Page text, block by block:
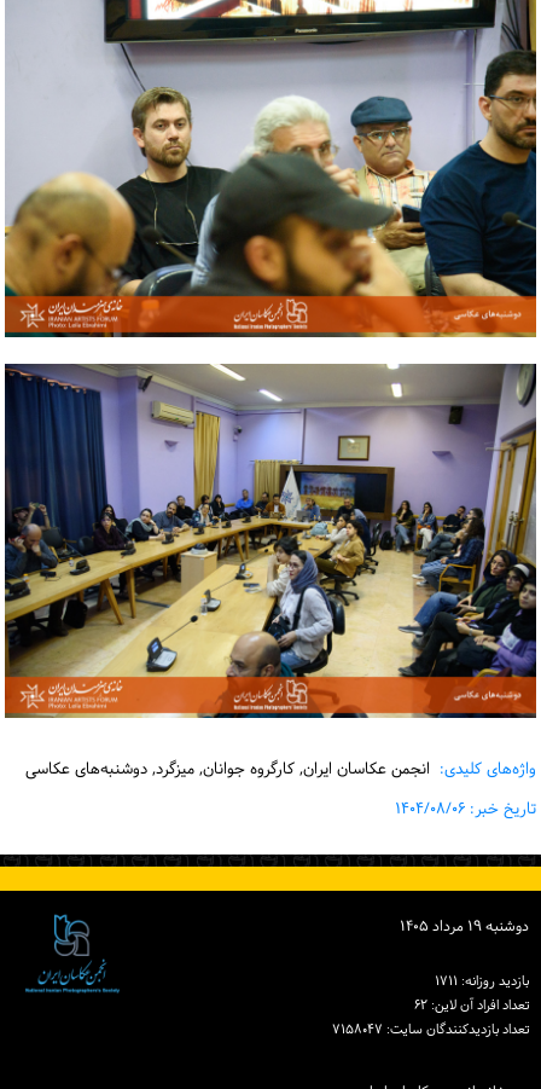
واژه‌های کلیدی: انجمن عکاسان ایران, کارگروه جوانان, میزگرد, دوشنبه‌های عکاسی
تاریخ خبر: ۱۴۰۴/۰۸/۰۶
دوشنبه ۱۹ مرداد ۱۴۰۵
بازدید روزانه: ۱۷۱۱
تعداد افراد آن لاین: ۶۲
تعداد بازدیدكنندگان سایت: ۷۱۵۸۰۴۷